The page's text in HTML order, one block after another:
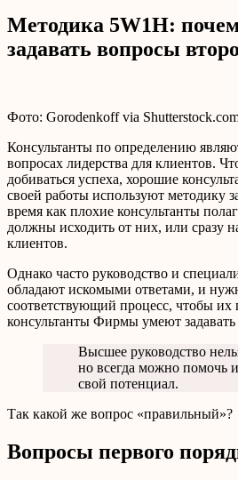
Методика 5W1H:
задавать вопросы
Фото: Gorodenkoff via
Консультанты по определению
вопросах лидерства для клиентов.
добиваться успеха, хорошие
своей работы используют методику
время как плохие консультанты
должны исходить от них, или сразу
клиентов.
Однако часто руководство и
обладают искомыми ответами, и
соответствующий процесс, чтобы
консультанты Фирмы умеют
Высшее руководство
но всегда можно помочь
свой потенциал.
Так какой же вопрос «правильный»?
Вопросы первого